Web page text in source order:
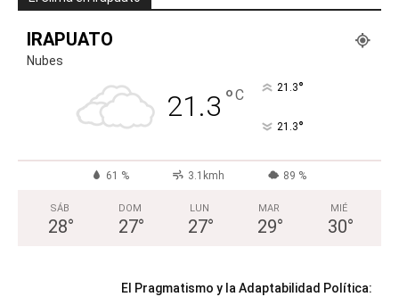
IRAPUATO
Nubes
21.3 °C 21.3°
21.3°
61 % 3.1kmh 89 %
SÁB
28°
DOM
27°
LUN
27°
MAR
29°
MIÉ
30°
El Pragmatismo y la Adaptabilidad Política: